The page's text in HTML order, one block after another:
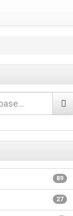
89
27